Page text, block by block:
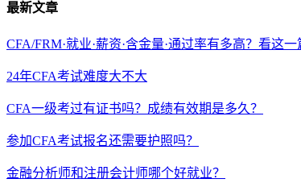
最新文章
CFA/FRM·就业·薪资·含金量·通过率有多高？看这一
24年CFA考试难度大不大
CFA一级考过有证书吗？成绩有效期是多久？
参加CFA考试报名还需要护照吗？
金融分析师和注册会计师哪个好就业？